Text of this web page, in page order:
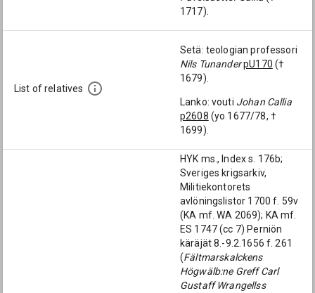
1717).
List of relatives
Setä: teologian professori
Nils TunanderpU170 (†
1679).
Lanko: vouti Johan Callia
p2608 (yo 1677/78, †
1699).
HYK ms., Index s. 176b;
Sveriges krigsarkiv,
Militiekontorets
avlöningslistor 1700 f. 59v
(KA mf. WA 2069); KA mf.
ES 1747 (cc 7) Perniön
käräjät 8.-9.2.1656 f. 261
(Fältmarskalckens
Högwälb:ne Greff Carl
Gustaff Wrangellss